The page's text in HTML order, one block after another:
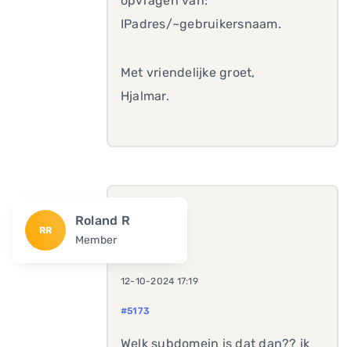
IPadres/~gebruikersnaam.
Met vriendelijke groet,
Hjalmar.
RR
Roland R
Member
12-10-2024 17:19
#5173
Welk subdomein is dat dan?? ik